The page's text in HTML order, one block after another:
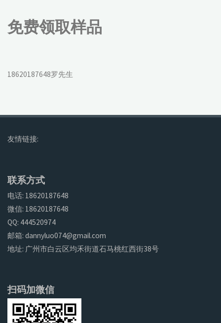
免费领取样品
18620187648罗先生
友情链接:
联系方式
电话: 18620187648
微信: 18620187648
QQ: 444520974
邮箱: dannyluo074@gmail.com
地址: 广州市白云区均禾街道石马桃红西街38号
扫码加微信